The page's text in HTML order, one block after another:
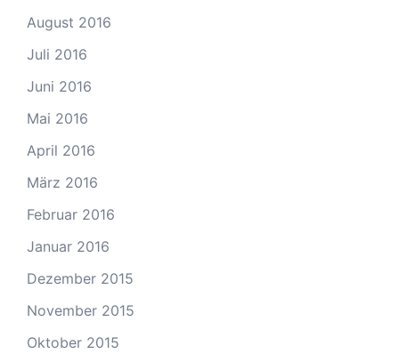
August 2016
Juli 2016
Juni 2016
Mai 2016
April 2016
März 2016
Februar 2016
Januar 2016
Dezember 2015
November 2015
Oktober 2015